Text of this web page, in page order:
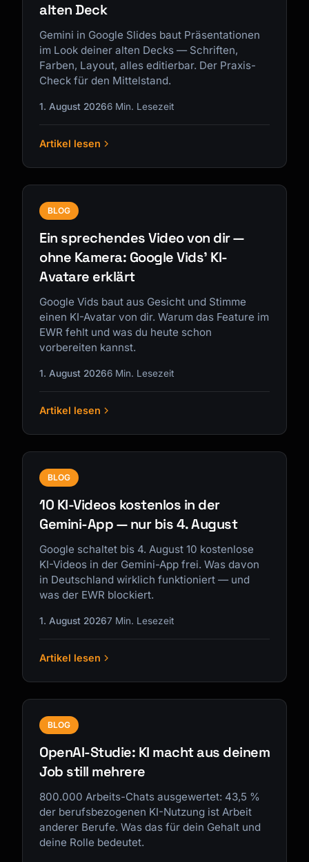
alten Deck
Gemini in Google Slides baut Präsentationen
im Look deiner alten Decks — Schriften,
Farben, Layout, alles editierbar. Der Praxis-
Check für den Mittelstand.
1. August 20266 Min. Lesezeit
Artikel lesen
BLOG
Ein sprechendes Video von dir —
ohne Kamera: Google Vids' KI-
Avatare erklärt
Google Vids baut aus Gesicht und Stimme
einen KI-Avatar von dir. Warum das Feature im
EWR fehlt und was du heute schon
vorbereiten kannst.
1. August 20266 Min. Lesezeit
Artikel lesen
BLOG
10 KI-Videos kostenlos in der
Gemini-App — nur bis 4. August
Google schaltet bis 4. August 10 kostenlose
KI-Videos in der Gemini-App frei. Was davon
in Deutschland wirklich funktioniert — und
was der EWR blockiert.
1. August 20267 Min. Lesezeit
Artikel lesen
BLOG
OpenAI-Studie: KI macht aus deinem
Job still mehrere
800.000 Arbeits-Chats ausgewertet: 43,5 %
der berufsbezogenen KI-Nutzung ist Arbeit
anderer Berufe. Was das für dein Gehalt und
deine Rolle bedeutet.